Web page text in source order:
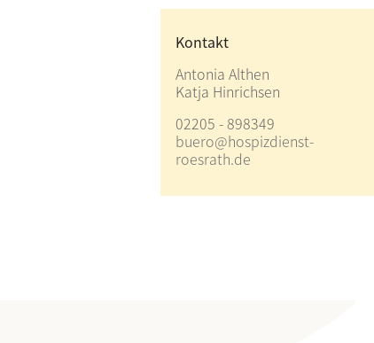
Kontakt
Antonia Althen
Katja Hinrichsen
02205 - 898349
buero@hospizdienst-
roesrath.de